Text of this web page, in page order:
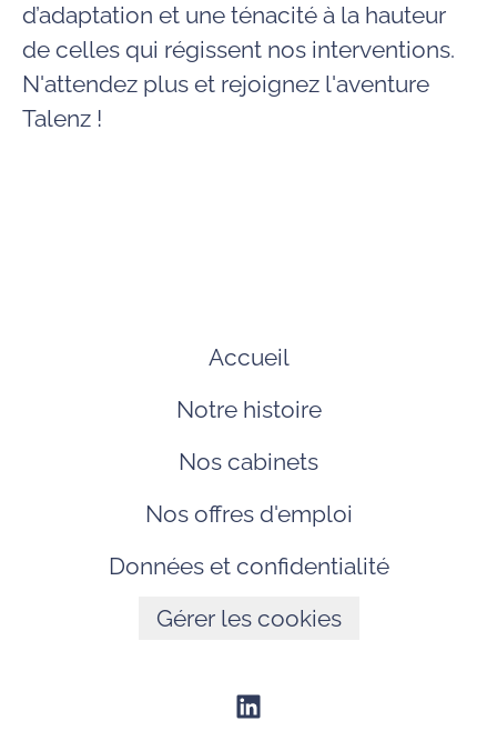
d’adaptation et une ténacité à la hauteur
de celles qui régissent nos interventions.
N'attendez plus et rejoignez l'aventure
Talenz !
Accueil
Notre histoire
Nos cabinets
Nos offres d'emploi
Données et confidentialité
Gérer les cookies